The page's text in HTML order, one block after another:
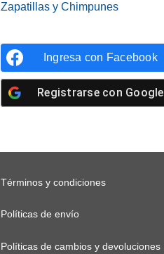
Zapatillas y Chimpunes
Ingresa con Facebook
Registrarse con Google
Términos y condiciones
Políticas de envío
Políticas de cambios y devoluciones